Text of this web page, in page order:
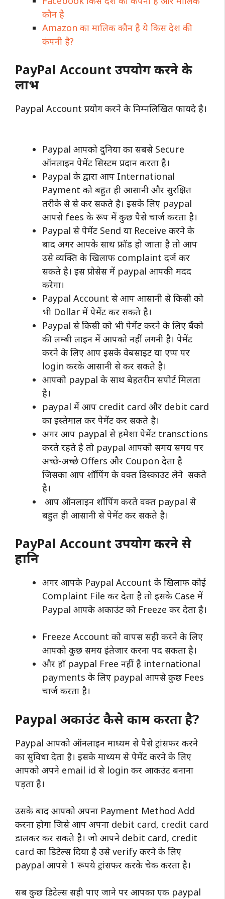
कौन है
Amazon का मालिक कौन है ये किस देश की
कंपनी है?
PayPal Account उपयोग करने के
लाभ
Paypal Account प्रयोग करने के निम्नलिखित फायदे है।
Paypal आपको दुनिया का सबसे Secure
ऑनलाइन पेमेंट सिस्टम प्रदान करता है।
Paypal के द्वारा आप International
Payment को बहुत ही आसानी और सुरक्षित
तरीके से से कर सकते है। इसके लिए paypal
आपसे fees के रूप में कुछ पैसे चार्ज करता है।
Paypal से पेमेंट Send या Receive करने के
बाद अगर आपके साथ फ्रॉड हो जाता है तो आप
उसे व्यक्ति के खिलाफ complaint दर्ज कर
सकते है। इस प्रोसेस में paypal आपकी मदद
करेगा।
Paypal Account से आप आसानी से किसी को
भी Dollar में पेमेंट कर सकते है।
Paypal से किसी को भी पेमेंट करने के लिए बैंको
की लम्बी लाइन में आपको नहीं लगनी है। पेमेंट
करने के लिए आप इसके वेबसाइट या एप्प पर
login करके आसानी से कर सकते है।
आपको paypal के साथ बेहतरीन सपोर्ट मिलता
है।
paypal में आप credit card और debit card
का इस्तेमाल कर पेमेंट कर सकते है।
अगर आप paypal से हमेशा पेमेंट transctions
करते रहते है तो paypal आपको समय समय पर
अच्छे-अच्छे Offers और Coupon देता है
जिसका आप शॉपिंग के वक्त डिस्काउंट लेने सकते
है।
आप ऑनलाइन शॉपिंग करते वक्त paypal से
बहुत ही आसानी से पेमेंट कर सकते है।
PayPal Account उपयोग करने से
हानि
अगर आपके Paypal Account के खिलाफ कोई
Complaint File कर देता है तो इसके Case में
Paypal आपके अकाउंट को Freeze कर देता है।
Freeze Account को वापस सही करने के लिए
आपको कुछ समय इंतेजार करना पद सकता है।
और हाँ paypal Free नहीं है international
payments के लिए paypal आपसे कुछ Fees
चार्ज करता है।
Paypal अकाउंट कैसे काम करता है?
Paypal आपको ऑनलाइन माध्यम से पैसे ट्रांसफर करने
का सुविधा देता है। इसके माध्यम से पेमेंट करने के लिए
आपको अपने email id से login कर आकउंट बनाना
पड़ता है।
उसके बाद आपको अपना Payment Method Add
करना होगा जिसे आप अपना debit card, credit card
डालकर कर सकते है। जो आपने debit card, credit
card का डिटेल्स दिया है उसे verify करने के लिए
paypal आपसे 1 रूपये ट्रांसफर करके चेक करता है।
सब कुछ डिटेल्स सही पाए जाने पर आपका एक paypal